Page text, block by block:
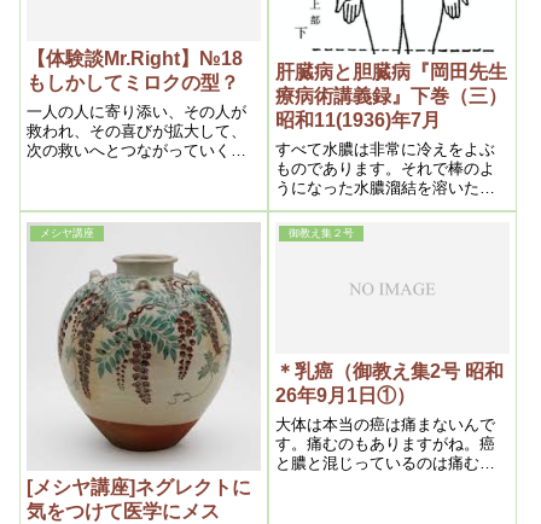
【体験談Mr.Right】№18
もしかしてミロクの型？
一人の人に寄り添い、その人が
救われ、その喜びが拡大して、
次の救いへとつながっていくこ
く過程の中心に、ご浄霊という
大メシヤ様の救いの業が存在し
ていると信じています。
肝臓病と胆臓病『岡田先生
療病術講義録』下巻（三）
昭和11(1936)年7月
すべて水膿は非常に冷えをよぶ
ものであります。それで棒のよ
うになった水膿溜結を溶いた
ら、胆石病はピタリと治ったの
であります。
メシヤ講座
[メシヤ講座]ネグレクトに
気をつけて医学にメス
御教え集２号
＊乳癌（御教え集2号 昭和
26年9月1日①）
大体は本当の癌は痛まないんで
す。痛むのもありますがね。癌
と膿と混じっているのは痛むん